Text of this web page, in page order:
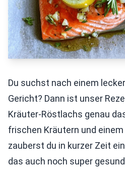
Du suchst nach einem
Gericht? Dann ist unser
Kräuter-Röstlachs genau
frischen Kräutern und
zauberst du in kurzer Zeit
das auch noch super